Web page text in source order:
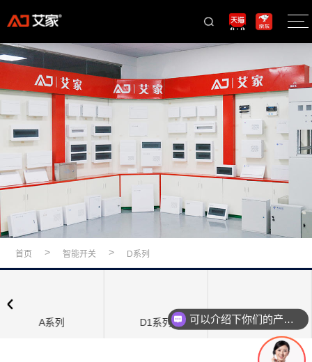
首页 >智能开关 > D系列
A系列 D1系列 D系列 可以介绍下你们的产品么